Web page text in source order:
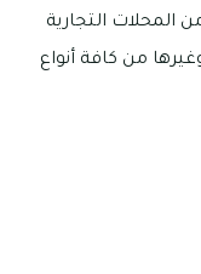
من المحلات التجارية
من كافة أنواع